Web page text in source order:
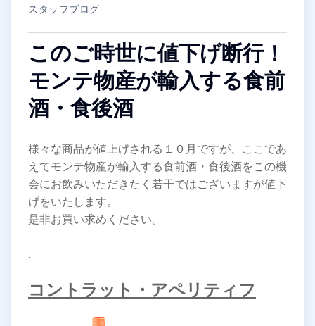
スタッフブログ
このご時世に値下げ断行！
モンテ物産が輸入する食前
酒・食後酒
様々な商品が値上げされる１０月ですが、ここであ
えてモンテ物産が輸入する食前酒・食後酒をこの機
会にお飲みいただきたく若干ではございますが値下
げをいたします。
是非お買い求めください。
.
コントラット・アペリティフ